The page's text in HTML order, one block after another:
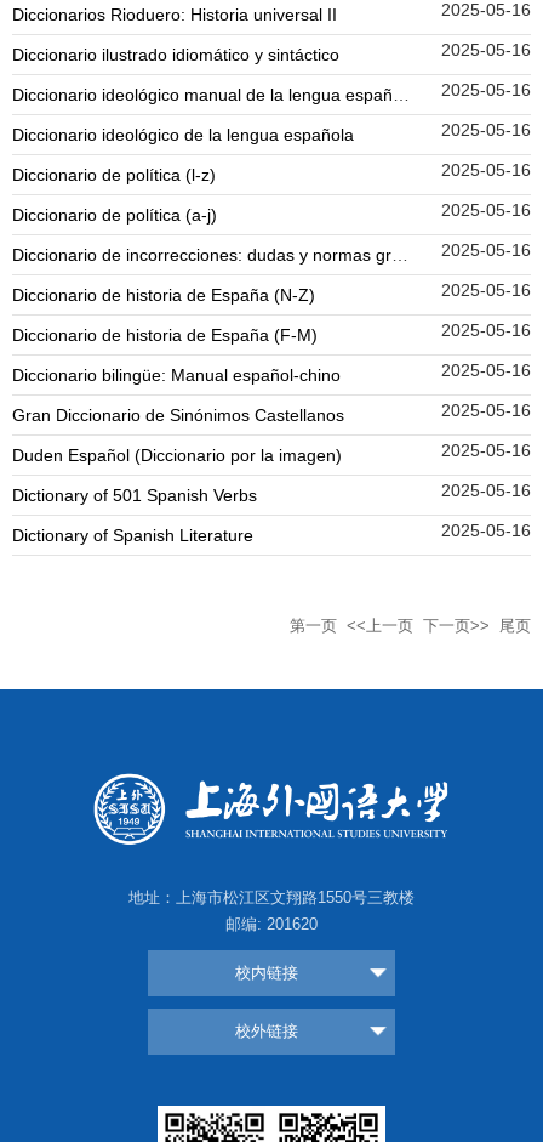
​Diccionarios Rioduero: Historia universal II 2025-05-16
Diccionario ilustrado idiomático y sintáctico 2025-05-16
Diccionario ideológico manual de la lengua española 2025-05-16
Diccionario ideológico de la lengua española 2025-05-16
Diccionario de política (l-z) 2025-05-16
Diccionario de política (a-j) 2025-05-16
Diccionario de incorrecciones: dudas y normas gramaticales 2025-05-16
Diccionario de historia de España (N-Z) 2025-05-16
Diccionario de historia de España (F-M) 2025-05-16
Diccionario bilingüe: Manual español-chino 2025-05-16
Gran Diccionario de Sinónimos Castellanos 2025-05-16
Duden Español (Diccionario por la imagen) 2025-05-16
Dictionary of 501 Spanish Verbs 2025-05-16
Dictionary of Spanish Literature 2025-05-16
第一页 <<上一页 下一页>> 尾页
地址：上海市松江区文翔路1550号三教楼
邮编: 201620
校内链接
校外链接